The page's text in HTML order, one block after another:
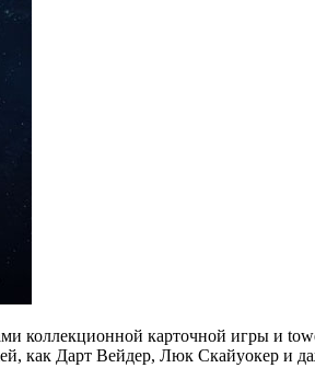
коллекционной карточной игры и
как Дарт Вейдер, Люк Скайуокер и